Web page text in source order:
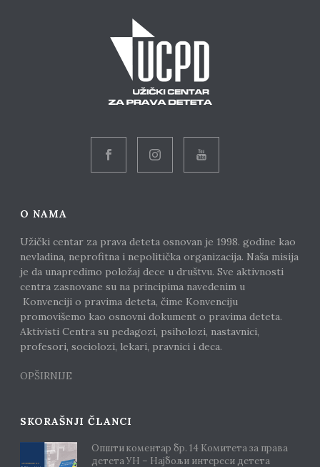
O NAMA
Užički centar za prava deteta osnovan je 1998. godine kao
nevladina, neprofitna i nepolitička organizacija. Naša misija
je da unapredimo položaj dece u društvu. Sve aktivnosti
centra zasnovane su na principima navedenim u
Konvenciji o pravima deteta, čime Konvenciju
promovišemo kao osnovni dokument o pravima deteta.
Aktivisti Centra su pedagozi, psiholozi, nastavnici,
profesori, sociolozi, lekari, pravnici i deca.
OPŠIRNIJE
SKORAŠNJI ČLANCI
Општи коментар бр. 14 Комитета за права
детета УН – Најбољи интереси детета